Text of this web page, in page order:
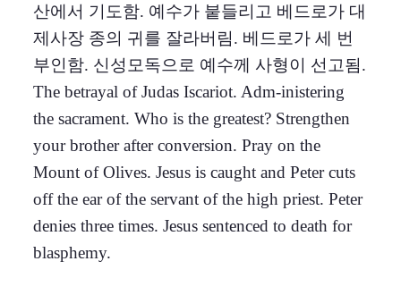
산에서 기도함. 예수가 붙들리고 베드로가 대
제사장 종의 귀를 잘라버림. 베드로가 세 번
부인함. 신성모독으로 예수께 사형이 선고됨.
The betrayal of Judas Iscariot. Adm-inistering
the sacrament. Who is the greatest? Strengthen
your brother after conversion. Pray on the
Mount of Olives. Jesus is caught and Peter cuts
off the ear of the servant of the high priest. Peter
denies three times. Jesus sentenced to death for
blasphemy.